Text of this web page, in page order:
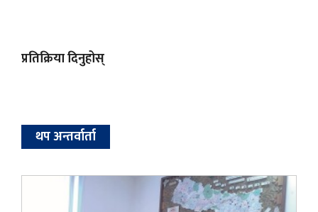
प्रतिक्रिया दिनुहोस्
थप अन्तर्वार्ता